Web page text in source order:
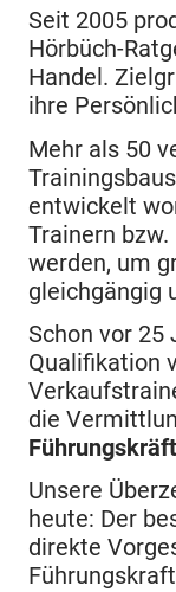
Seit 2005
Hörbüch-
Handel.
ihre
Mehr als 50
entwickelt
Trainern
werden, um
gleichgängig
Schon vor 25
Qualifikation
die
Unsere
heute: Der
direkte